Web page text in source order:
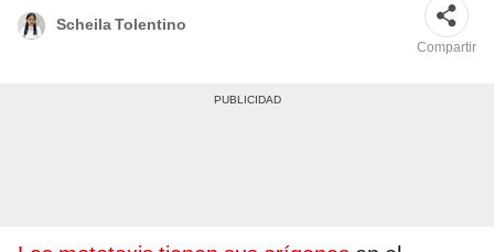
Scheila Tolentino
Compartir